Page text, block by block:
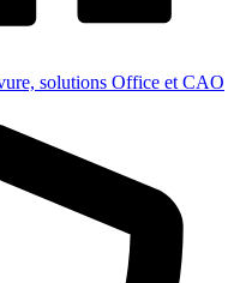
solutions Office et CAO